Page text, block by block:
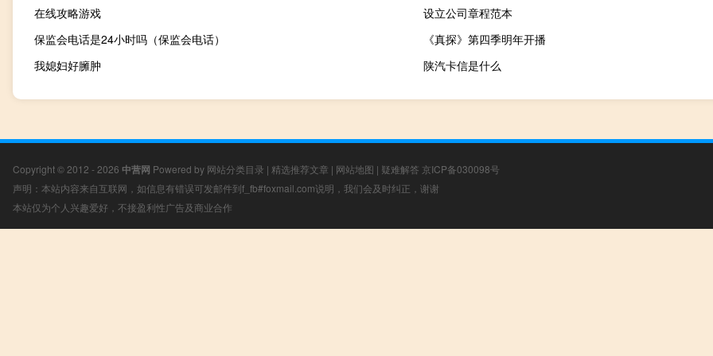
在线攻略游戏
设立公司章程范本
保监会电话是24小时吗（保监会电话）
《真探》第四季明年开播
我媳妇好臃肿
陕汽卡信是什么
Copyright © 2012 - 2026 中营网 Powered by 网站分类目录 | 精选推荐文章 | 网站地图 | 疑难解答 京ICP备030098号
声明：本站内容来自互联网，如信息有错误可发邮件到f_fb#foxmail.com说明，我们会及时纠正，谢谢
本站仅为个人兴趣爱好，不接盈利性广告及商业合作